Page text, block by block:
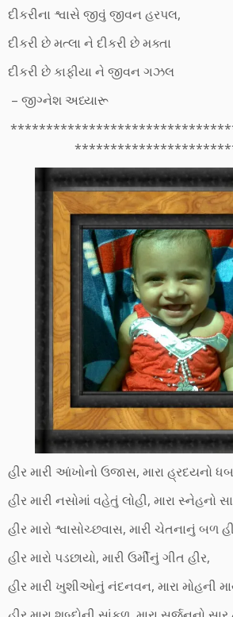
દીકરીના શ્વાસે જીવું જીવન હરપલ,
દીકરી છે મત્લા ને દીકરી છે મક્તા
દીકરી છે કાફીયા ને જીવન ગઝલ
– જીગ્નેશ અધ્યારૂ
હીર મારી આંખોનો ઉજાસ, મારા હ્રદયનો
હીર મારી નસોમાં વહેતું લોહી, મારા સ્નેહનો
હીર મારો શ્વાસોચ્છવાસ, મારી ચેતનાનું બળ
હીર મારો પડછાયો, મારી ઉર્મીનું ગીત હીર,
હીર મારી ખુશીઓનું નંદનવન, મારા મોહની